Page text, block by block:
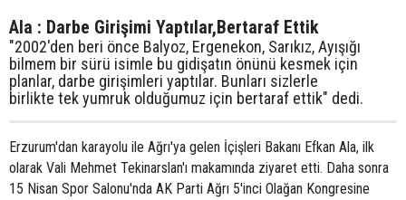
Ala : Darbe Girişimi Yaptılar,Bertaraf Ettik
"2002'den beri önce Balyoz, Ergenekon, Sarıkız, Ayışığı
bilmem bir sürü isimle bu gidişatın önünü kesmek için
planlar, darbe girişimleri yaptılar. Bunları sizlerle
birlikte tek yumruk olduğumuz için bertaraf ettik" dedi.
Erzurum'dan karayolu ile Ağrı'ya gelen İçişleri Bakanı Efkan Ala, ilk
olarak Vali Mehmet Tekinarslan'ı makamında ziyaret etti. Daha sonra
15 Nisan Spor Salonu'nda AK Parti Ağrı 5'inci Olağan Kongresine